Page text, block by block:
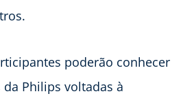
poderão conhecer
Philips voltadas à